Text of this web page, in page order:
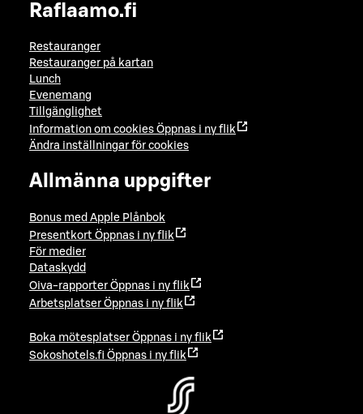
Raflaamo.fi
Restauranger
Restauranger på kartan
Lunch
Evenemang
Tillgänglighet
Information om cookies Öppnas i ny flik
Ändra inställningar för cookies
Allmänna uppgifter
Bonus med Apple Plånbok
Presentkort Öppnas i ny flik
För medier
Dataskydd
Oiva-rapporter Öppnas i ny flik
Arbetsplatser Öppnas i ny flik
Boka mötesplatser Öppnas i ny flik
Sokoshotels.fi Öppnas i ny flik